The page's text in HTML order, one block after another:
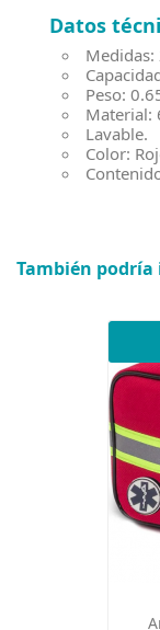
Datos
Medidas:
Peso:
Material:
Lavable.
Color:
También